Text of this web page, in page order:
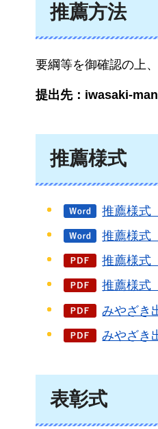
推薦方法
要綱等を御確認の上
提出先：iwasaki-
推薦様式
推薦様式
推薦様式
推薦様式
推薦様式
みやざき
みやざき
表彰式